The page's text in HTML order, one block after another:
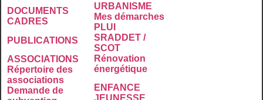
DOCUMENTS
CADRES
PUBLICATIONS
ASSOCIATIONS
Répertoire des
associations
Demande de
URBANISME
Mes démarches
PLUI
SRADDET /
SCOT
Rénovation
énergétique
ENFANCE
JEUNESSE